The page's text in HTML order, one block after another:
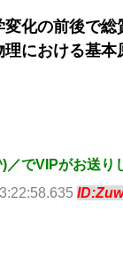
化の前後で総
理における基本
／でVIPがお送り